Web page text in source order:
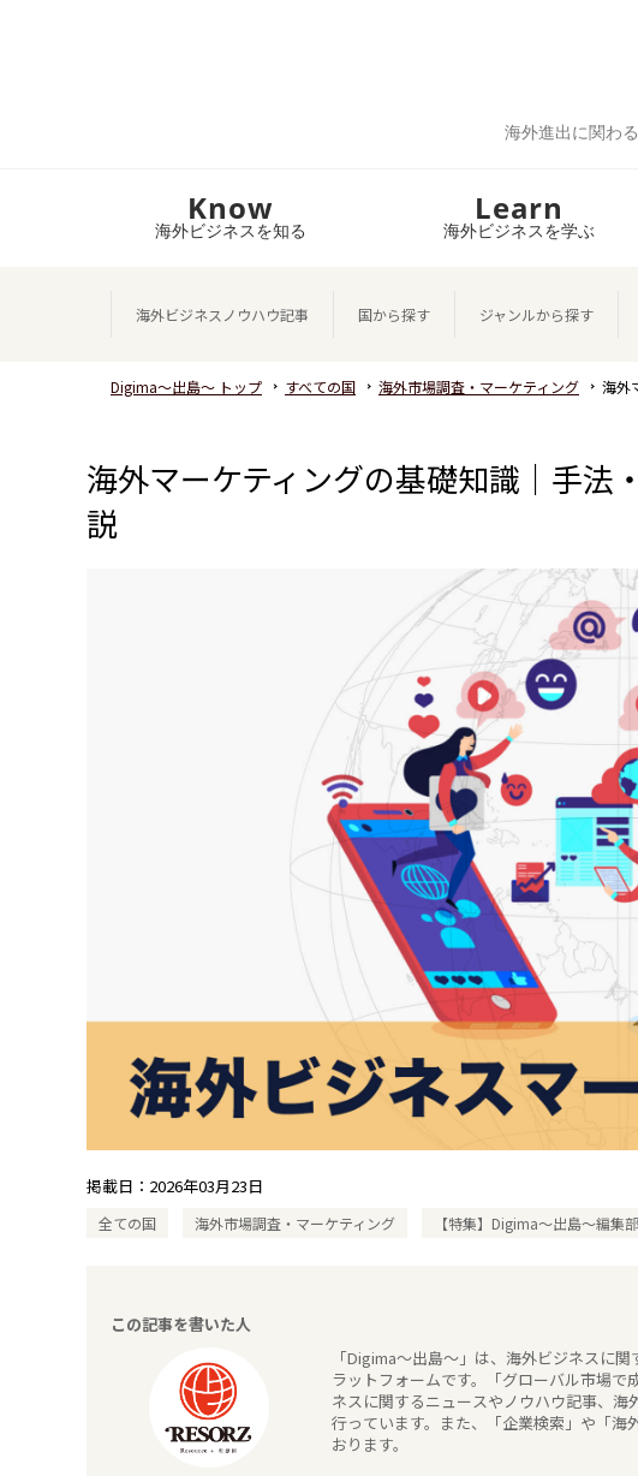
海外進出に関わ
Know
海外ビジネスを知る
Learn
海外ビジネスを学ぶ
海外ビジネスノウハウ記事 国から探す ジャンルから探す
Digima～出島～ トップ すべての国 海外市場調査・マーケティング 海外
海外マーケティングの基礎知識｜手法
説
掲載日： 2026年03月23日
全ての国 海外市場調査・マーケティング 【特集】Digima〜出島〜編集部
この記事を書いた人
「Digima～出島～」は、海外ビジネスに
ラットフォームです。「グローバル市場
ネスに関するニュースやノウハウ記事、
行っています。また、「企業検索」や「
おります。